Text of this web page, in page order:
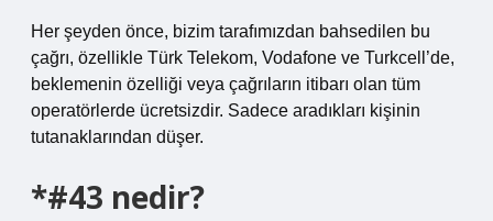
Her şeyden önce, bizim tarafımızdan bahsedilen bu
çağrı, özellikle Türk Telekom, Vodafone ve Turkcell’de,
beklemenin özelliği veya çağrıların itibarı olan tüm
operatörlerde ücretsizdir. Sadece aradıkları kişinin
tutanaklarından düşer.
*#43 nedir?